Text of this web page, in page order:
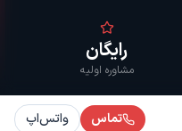
رایگان
مشاوره اولیه
تماس واتس‌اپ